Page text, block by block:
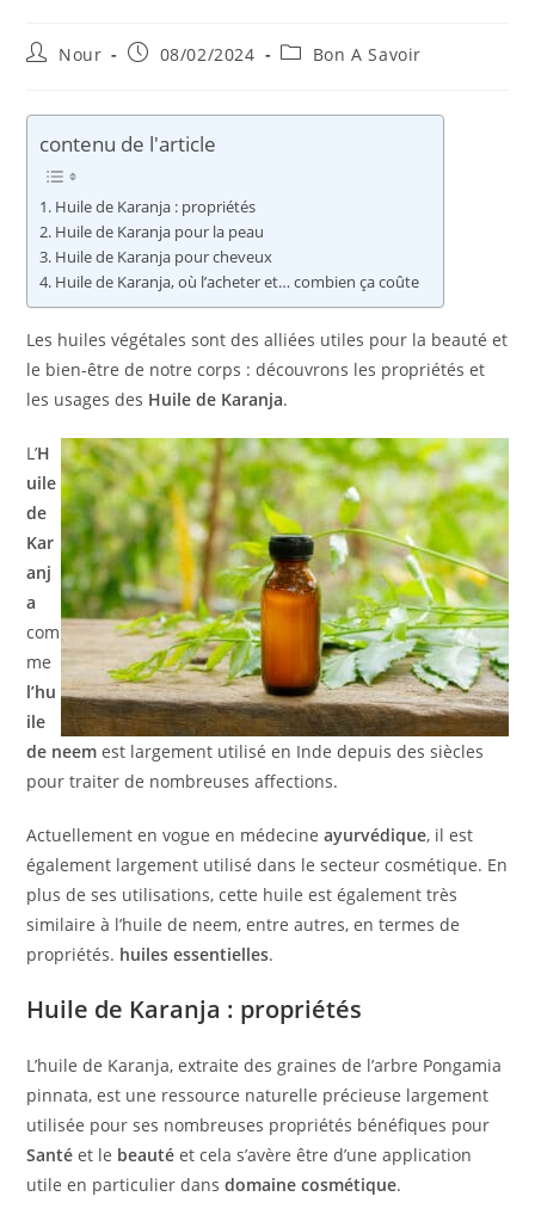
Auteur/autrice
publication :
Nour
Publication
08/02/2024
PostBon A Savoir
contenu de l'article
Huile de Karanja : propriétés
Huile de Karanja pour la peau
Huile de Karanja pour cheveux
Huile de Karanja, où l’acheter et… combien ça coûte
Les huiles végétales sont des alliées utiles pour la beauté et
le bien-être de notre corps : découvrons les propriétés et
les usages des Huile de Karanja.
L’H
uile
de
Kar
anj
a
com
me
l’hu
ile
de neemest largement utilisé en Inde depuis des siècles
pour traiter de nombreuses affections.
Actuellement en vogue en médecineayurvédique, il est
également largement utilisé dans le secteur cosmétique. En
plus de ses utilisations, cette huile est également très
similaire à l’huile de neem, entre autres, en termes de
propriétés. huiles essentielles.
Huile de Karanja : propriétés
L’huile de Karanja, extraite des graines de l’arbre Pongamia
pinnata, est une ressource naturelle précieuse largement
utilisée pour ses nombreuses propriétés bénéfiques pour
Santé et le beauté et cela s’avère être d’une application
utile en particulier dansdomaine cosmétique.